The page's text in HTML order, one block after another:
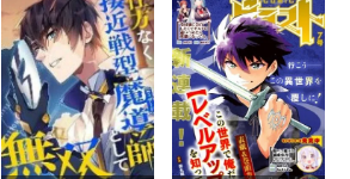
第23話
3年前
第21話
3年前
第19話
3年前